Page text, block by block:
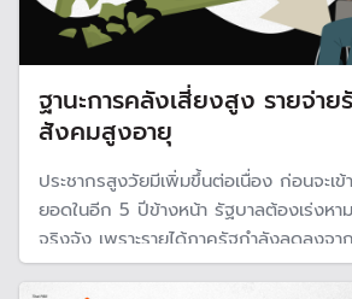
ฐานะการคลังเสี่ยงสูง รายจ่าย
สังคมสูงอายุ
ประชากรสูงวัยมีเพิ่มขึ้นต่อเนื่อง ก่อนจะเ
ยอดในอีก 5 ปีข้างหน้า รัฐบาลต้องเร่งหา
จริงจัง เพราะรายได้ภาครัฐกำลังลดลงจ
ขณะที่รายง่ายด้านสวัสดิการที่รัฐจัดหาให้